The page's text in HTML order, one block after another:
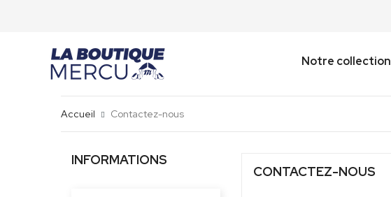
Notre collection
Accueil Contactez-nous
INFORMATIONS
CONTACTEZ-NOUS